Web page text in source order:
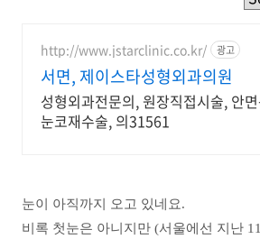
http://www.jstarclinic.co.kr/ 광고
서면, 제이스타성형외과의원
성형외과전문의, 원장직접시술, 안
눈코재수술, 의31561
눈이 아직까지 오고 있네요.
비록 첫눈은 아니지만 (서울에선 지난